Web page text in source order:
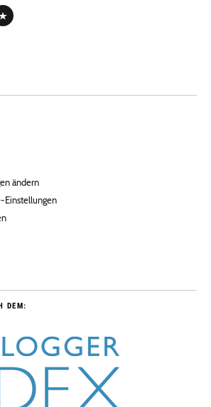
ändern
Einstellungen
DEM: